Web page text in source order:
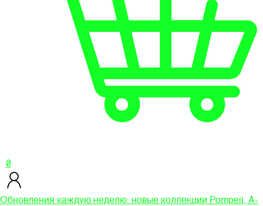
0
Обновления каждую неделю: новые коллекции Pompeii, A-